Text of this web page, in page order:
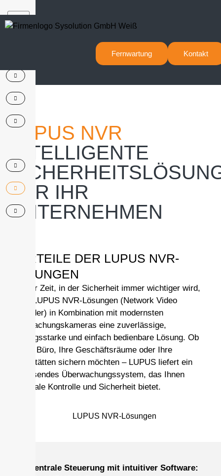
Fernwartung Kontakt
X
LUPUS NVR
INTELLIGENTE
FÜR IHR
UNTERNEHMEN
VORTEILE DER LUPUS NVR-
LÖSUNGEN
In einer Zeit, in der Sicherheit immer wichtiger wird,
bietet LUPUS NVR-Lösungen (Network Video
Recorder) in Kombination mit modernsten
Überwachungskameras eine zuverlässige,
leistungsstarke und einfach bedienbare Lösung. Ob
Sie Ihr Büro, Ihre Geschäftsräume oder Ihre
Lagerstätten sichern möchten – LUPUS liefert ein
umfassendes Überwachungssystem, das Ihnen
maximale Kontrolle und Sicherheit bietet.
Zentrale Steuerung mit intuitiver Software: